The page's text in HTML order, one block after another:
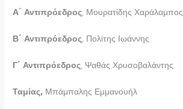
Α΄ Αντιπρόεδρος , Μουρατίδης Χαράλαμπος
Β΄ Αντιπρόεδρος , Πολίτης Ιωάννης
Γ΄ Αντιπρόεδρος , Ψαθάς Χρυσοβαλάντης
Ταμίας, Μπάμπαλης Εμμανουήλ